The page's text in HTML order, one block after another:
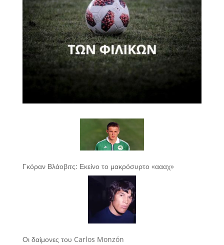
Γκόραν Βλάοβιτς: Εκείνο το μακρόσυρτο «αααχ»
Οι δαίμονες του Carlos Monzón